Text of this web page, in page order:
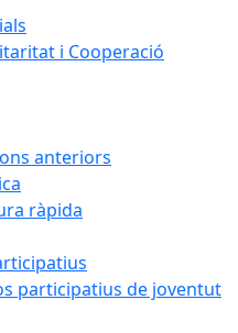
i Cooperació
anteriors
ràpida
participatius de joventut